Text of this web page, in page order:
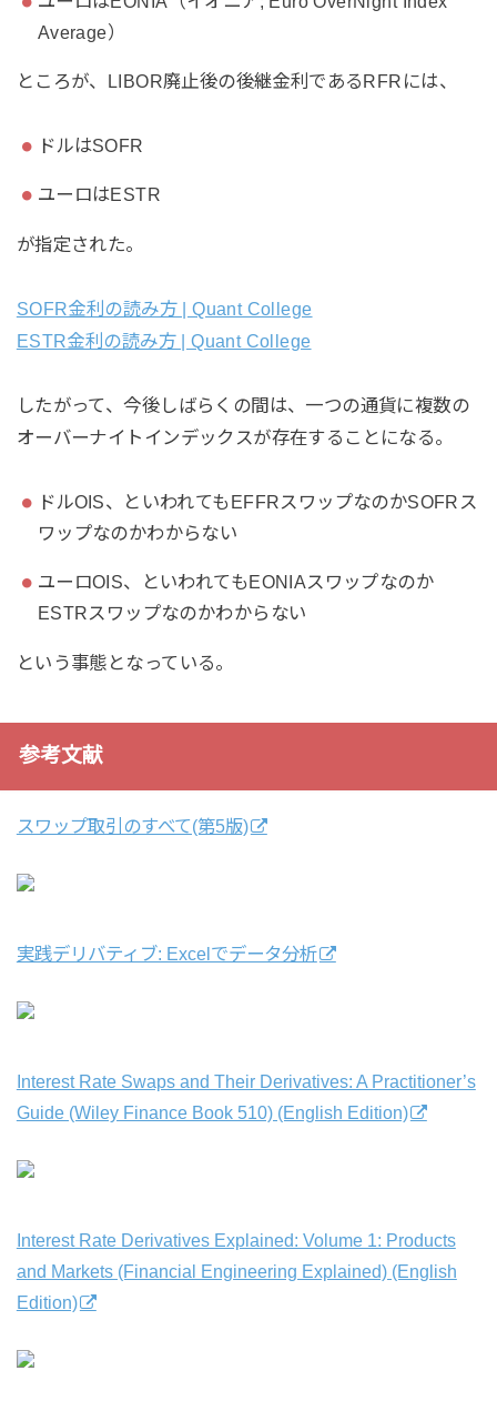
Average）
ところが、LIBOR廃止後の後継金利であるRFRには、
ドルはSOFR
ユーロはESTR
が指定された。
SOFR金利の読み方 | Quant College
ESTR金利の読み方 | Quant College
したがって、今後しばらくの間は、一つの通貨に複数の
オーバーナイトインデックスが存在することになる。
ドルOIS、といわれてもEFFRスワップなのかSOFRス
ワップなのかわからない
ユーロOIS、といわれてもEONIAスワップなのか
ESTRスワップなのかわからない
という事態となっている。
参考文献
スワップ取引のすべて(第5版)
実践デリバティブ: Excelでデータ分析
Interest Rate Swaps and Their Derivatives: A Practitioner’s
Guide (Wiley Finance Book 510) (English Edition)
Interest Rate Derivatives Explained: Volume 1: Products
and Markets (Financial Engineering Explained) (English
Edition)